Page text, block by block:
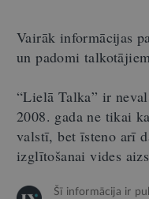
Vairāk informācijas
un padomi
“Lielā Talka” ir
2008. gada ne tikai
valstī, bet īsteno arī
izglītošanai vides
Šī informācija ir